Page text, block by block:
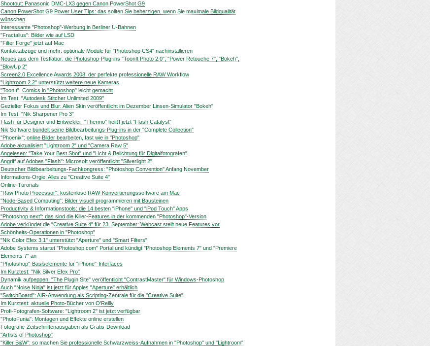
Shootout: Panasonic DMC-LX3 gegen Canon PowerShot G9
Canon PowerShot G9 Power User Tips: das sollten Sie beherzigen, wenn Sie maximale Bildqualität
wünschen
Interessante "Photoshop"-Werbung in Berliner U-Bahnen
"Fractalius": Bilder wie auf LSD
"Filter Forge" jetzt auf Mac
Kontaktabzüge und mehr: optionale Module für "Photoshop CS4" nachinstallieren
Neues aus dem Testlabor: die Photoshop-Plug-ins "ToonIt Photo 2.0", "Power Retouche 7", "Bokeh",
"BlowUp 2"
Screen2.0 Excellence Awards 2008: der perfekte professionelle RAW Workflow
"Lightroom 2.2" unterstützt weitere neue Kameras
"ToonIt": Comics in "Photoshop" leicht gemacht
Im Test: "Autodesk Stitcher Unlimited 2009"
Gezielter Fokus und Blur: Alien Skin veröffentlicht im Dezember Linsen-Simulator "Bokeh"
Im Test: "Nik Sharpener Pro 3"
Flash für Designer und Entwickler: "Thermo" heißt jetzt "Flash Catalyst"
Nik Software bündelt seine Bildbearbeitungs-Plug-ins in der "Complete Collection"
"Phoenix": online Bilder bearbeiten, fast wie in "Photoshop"
Adobe aktualisiert "Lightroom 2" und "Camera Raw 5"
Angelesen: "Take Your Best Shot" und "Licht & Belichtung für Digitalfotografen"
Angriff auf Adobes "Flash": Microsoft veröffentlicht "Silverlight 2"
Deutscher Bildbearbeitungs-Fachkongress: "Photoshop Convention" Anfang November
Informations-Orgie: Alles zu "Creative Suite 4"
Online-Turorials
"Raw Photo Processor": kostenlose RAW-Konvertierungssoftware am Mac
"Node-Based Computing": Bilder visuell programmieren mit Bausteinen
Productivity & Informationstools: die 14 besten "iPhone" und "iPod Touch" Apps
"Photoshop.next": das sind die Killer-Features in der kommenden "Photoshop"-Version
Adobe verkündet die "Creative Suite 4" für 23. September: Webcast stellt neue Features vor
Schönheits-Operationen in "Photoshop"
"Nik Color Efex 3.1" unterstützt "Aperture" und "Smart Filters"
Adobe Systems startet "Photoshop.com" Portal und kündigt "Photoshop Elements 7" und "Premiere
Elements 7" an
"Photoshop"-Basiselemente für "iPhone"-Interfaces
Im Kurztest: "Nik Silver Efex Pro"
Dynamik aufpeppen: "The Plugin Site" veröffentlicht "ContrastMaster" für Windows-Photoshop
Auch "Noise Ninja" ist jetzt für Apples "Aperture" erhältlich
"SwitchBoard": AIR-Anwendung als Scripting-Zentrale für die "Creative Suite"
Im Kurztest: aktuelle Photo-Bücher von O'Reilly
Profi-Fotografen-Software: "Lightroom 2" ist jetzt verfügbar
"PhotoFunia": Montagen und Effekte online erstellen
Fotografie-Zeitschriftenausgaben als Gratis-Download
"Artists of Photoshop"
"Killer B&W": so machen Sie professionelle Schwarzweiss-Aufnahmen in "Photoshop" und "Lightroom"